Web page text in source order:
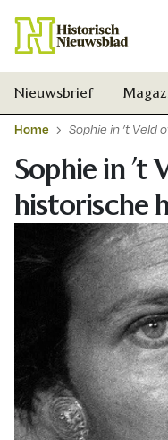
Nieuwsbrief
Home ​Sophie in ’t Veld
​Sophie in ’t
historische